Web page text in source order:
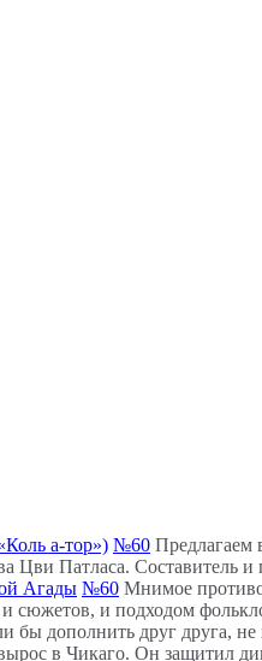
а-тор») №60 Предлагаем
Цви Патласа. Составитель
Агады №60 Мнимое
сюжетов, и подходом
бы дополнить друг друга,
в Чикаго. Он защитил